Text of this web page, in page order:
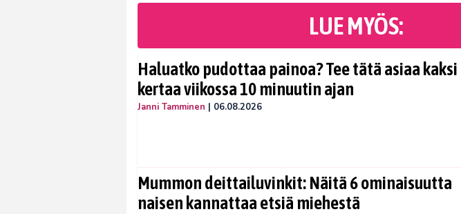
LUE MYÖS:
Haluatko pudottaa painoa? Tee tätä asiaa kaksi
kertaa viikossa 10 minuutin ajan
Janni Tamminen | 06.08.2026
Mummon deittailuvinkit: Näitä 6 ominaisuutta
naisen kannattaa etsiä miehestä